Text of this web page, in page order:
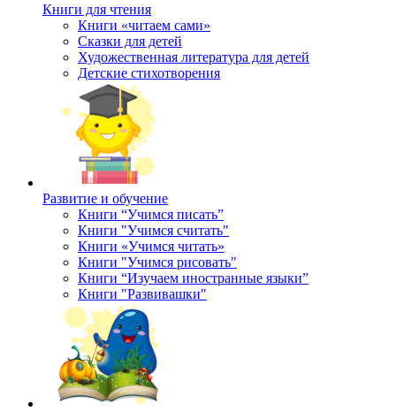
Книги для чтения
Книги «читаем сами»
Сказки для детей
Художественная литература для детей
Детские стихотворения
Развитие и обучение
Книги “Учимся писать”
Книги "Учимся считать"
Книги «Учимся читать»
Книги "Учимся рисовать"
Книги “Изучаем иностранные языки”
Книги "Развивашки"